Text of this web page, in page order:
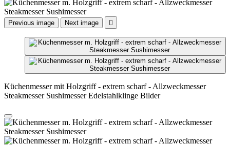
Previous image Next image 
Küchenmesser mit Holzgriff - extrem scharf - Allzweckmesser
Steakmesser Sushimesser Edelstahlklinge Bilder